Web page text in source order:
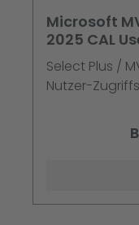
Microsoft
2025 CAL
Select Plus /
Nutzer-